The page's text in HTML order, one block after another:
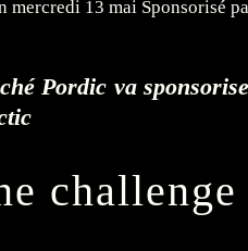
Pordic va